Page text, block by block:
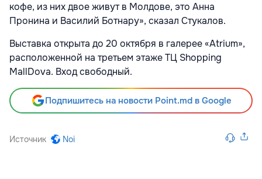
кофе, из них двое живут в Молдове, это Анна
Пронина и Василий Ботнару», сказал Стукалов.
Выставка открыта до 20 октября в галерее «Atrium»,
расположенной на третьем этаже ТЦ Shopping
MallDova. Вход свободный.
Подпишитесь на новости Point.md в Google
Источник Noi